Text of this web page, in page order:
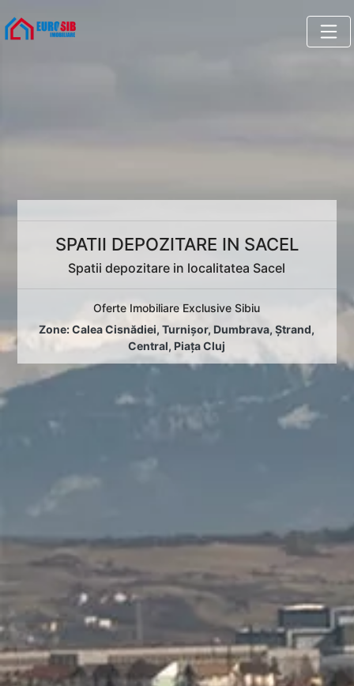
SPATII DEPOZITARE IN SACEL
Spatii depozitare in localitatea Sacel
Oferte Imobiliare Exclusive Sibiu
Zone:Calea Cisnădiei,Turnișor, Dumbrava,Ștrand,
Central, Piața Cluj